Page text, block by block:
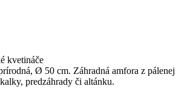
kvetináče
Ø 50 cm. Záhradná amfora z pálenej
predzáhrady či altánku.